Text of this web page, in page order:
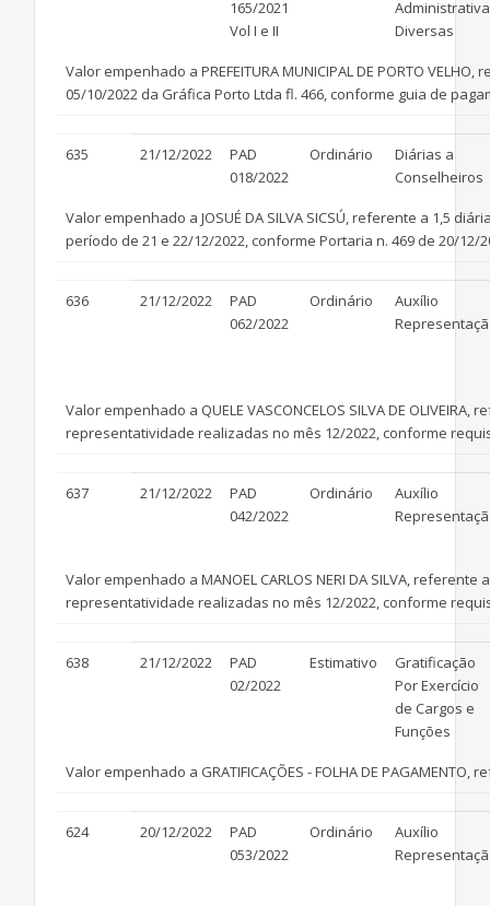
165/2021
Vol I e II
Diversas
Valor empenhado a PREFEITURA MUNICIPAL DE PORTO
05/10/2022 da Gráfica Porto Ltda fl. 466, conforme guia de
635 21/12/2022
PAD
018/2022
Ordinário
Diárias a
Conselheiros
Valor empenhado a JOSUÉ DA SILVA SICSÚ, referente a 1,5
período de 21 e 22/12/2022, conforme Portaria n. 469 de 20/12/
636 21/12/2022
PAD
062/2022
Ordinário
Auxílio
Valor empenhado a QUELE VASCONCELOS SILVA DE
representatividade realizadas no mês 12/2022, conforme
637 21/12/2022
PAD
042/2022
Ordinário
Auxílio
Valor empenhado a MANOEL CARLOS NERI DA SILVA,
representatividade realizadas no mês 12/2022, conforme
638 21/12/2022
PAD
02/2022
Estimativo
Gratificação
Por Exercício
de Cargos e
Funções
Valor empenhado a GRATIFICAÇÕES - FOLHA DE PAGAMENTO,
624 20/12/2022
PAD
053/2022
Ordinário
Auxílio